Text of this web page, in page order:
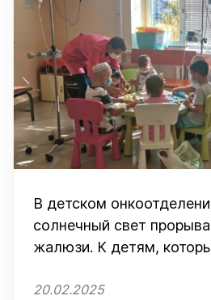
В детском
солнечный свет
жалюзи. К детям,
добровольцы. К
20.02.2025